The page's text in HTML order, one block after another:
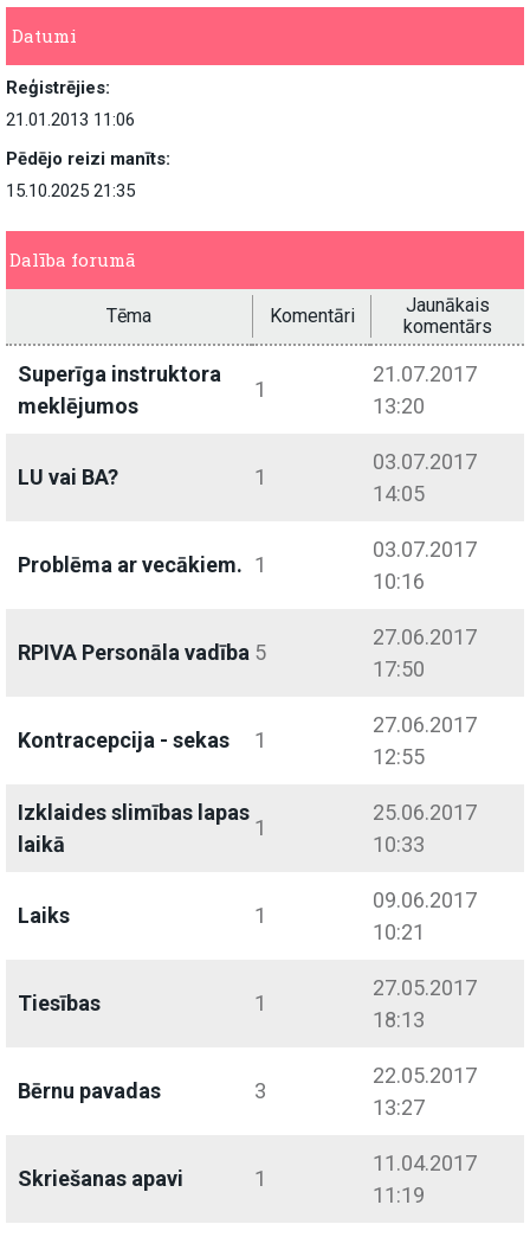
Datumi
Reģistrējies:
21.01.2013 11:06
Pēdējo reizi manīts:
15.10.2025 21:35
Dalība forumā
Tēma Komentāri
Jaunākais
komentārs
Superīga instruktora
meklējumos
1
21.07.2017
13:20
LU vai BA? 1
03.07.2017
14:05
Problēma ar vecākiem. 1
03.07.2017
10:16
RPIVA Personāla vadība 5
27.06.2017
17:50
Kontracepcija - sekas 1
27.06.2017
12:55
Izklaides slimības lapas
laikā
1
25.06.2017
10:33
Laiks 1
09.06.2017
10:21
Tiesības 1
27.05.2017
18:13
Bērnu pavadas 3
22.05.2017
13:27
Skriešanas apavi 1
11.04.2017
11:19